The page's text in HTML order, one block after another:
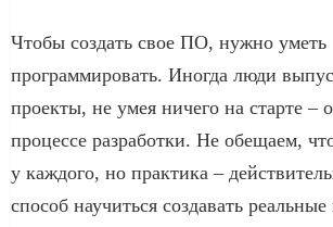
Чтобы создать свое ПО, нужно уметь
программировать. Иногда люди
проекты, не умея ничего на старте –
процессе разработки. Не обещаем,
у каждого, но практика –
способ научиться создавать